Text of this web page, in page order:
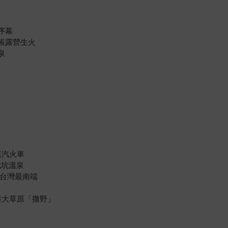
幕
露營生火
火車
溫泉
灣最南端
草原「撒野」